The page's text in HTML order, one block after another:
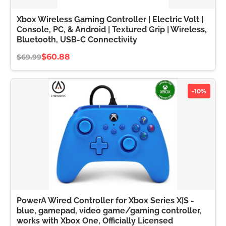
Xbox Wireless Gaming Controller | Electric Volt |
Console, PC, & Android | Textured Grip | Wireless,
Bluetooth, USB-C Connectivity
$69.99$60.88
-10%
PowerA Wired Controller for Xbox Series X|S -
blue, gamepad, video game/gaming controller,
works with Xbox One, Officially Licensed